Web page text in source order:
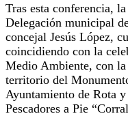
Tras esta conferencia,
Delegación municipal
concejal Jesús López,
coincidiendo con la
Medio Ambiente, con
territorio del
Ayuntamiento de Rota
Pescadores a Pie